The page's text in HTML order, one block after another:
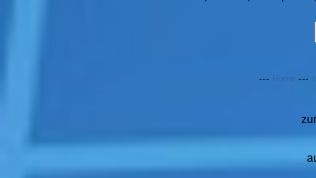
--- Home ---